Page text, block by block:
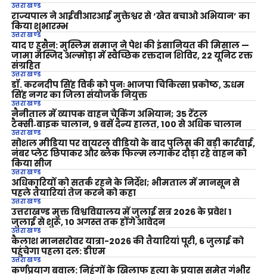
उत्तराखण्ड
राज्यपाल ने आईवीआरआई मुक्तेश्वर से ‘खेत बचाओ अभियान’ का
किया शुभारम्भ
उत्तराखण्ड
याद ए हुसैन: मुस्लिम समाज ने पेश की इंसानियत की मिसाल —
जामा मस्जिद अल्मोड़ा में स्वैच्छिक रक्तदान शिविर, 22 यूनिट रक्त
संग्रहित
उत्तराखण्ड
डॉ. करनदीप सिंह विर्क को पुनः भाजपा चिकित्सा प्रकोष्ठ, ऊधम
सिंह नगर का जिला संयोजक नियुक्त
उत्तराखण्ड
नैनीताल में व्यापक वाहन चेकिंग अभियान; 35 रेंटल
टैक्सी‑बाइक चालान, 9 बसें दैन्य हालत, 100 से अधिक चालान
उत्तराखण्ड
सोशल मीडिया पर वायरल वीडियो के बाद पुलिस की बड़ी कार्रवाई,
नंबर प्लेट छिपाकर और ब्लैक फिल्म लगाकर दौड़ा रहे वाहन को
किया सीज
उत्तराखण्ड
अधिकारियों को सतर्क रहने के निर्देश; भीमताल में मानसून से
पहले तैयारियां तेज करने को कहा
उत्तराखण्ड
उत्तराखण्ड मुक्त विश्वविद्यालय में जुलाई सत्र 2026 के प्रवेश 1
जुलाई से शुरू, 10 अगस्त तक होंगे आवेदन
उत्तराखण्ड
कैलाश मानसरोवर यात्रा-2026 की तैयारियां पूरी, 6 जुलाई को
पहुंचेगा पहला दल: डीएम
उत्तराखण्ड
कर्णप्रयाग बवाल: निहंगों के खिलाफ हत्या के प्रयास समेत गंभीर